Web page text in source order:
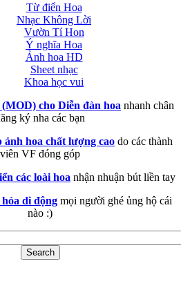
Từ điển Hoa
Nhạc Không Lời
Vườn Tí Hon
Ý nghĩa Hoa
Ảnh hoa HD
Sheet nhạc
Khoa học vui
cho Diễn đàn hoa nhanh chân
ký nha các bạn
ảnh hoa chất lượng cao do các thành
viên VF đóng góp
các loài hoa nhận nhuận bút liền tay
di động mọi người ghé ủng hộ cái
nào :)